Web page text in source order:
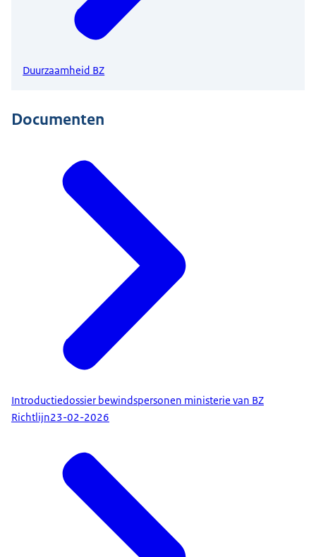
Duurzaamheid BZ
Documenten
Introductiedossier bewindspersonen ministerie van BZ
Richtlijn23-02-2026